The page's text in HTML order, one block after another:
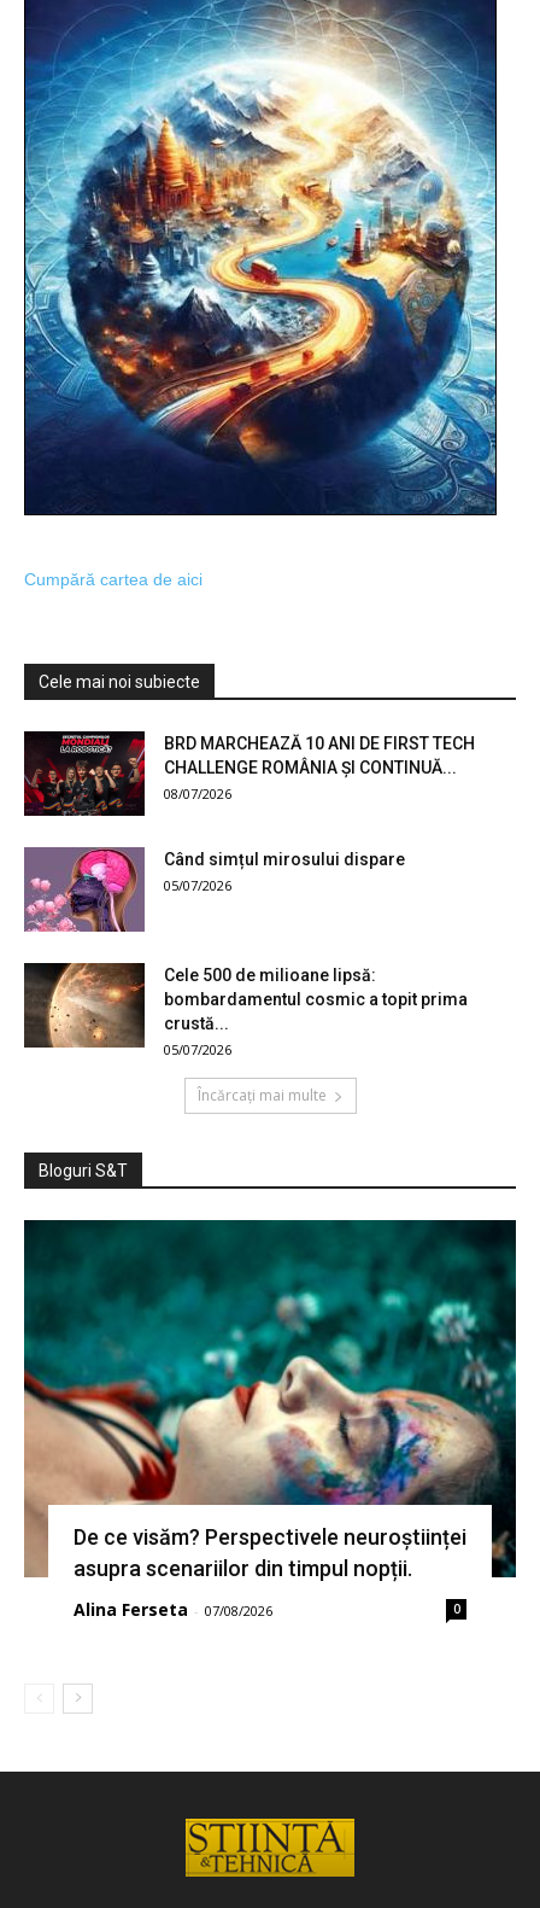
Cumpără cartea de aici
Cele mai noi subiecte
BRD MARCHEAZĂ 10 ANI DE FIRST TECH
CHALLENGE ROMÂNIA ȘI CONTINUĂ...
08/07/2026
Când simțul mirosului dispare
05/07/2026
Cele 500 de milioane lipsă:
bombardamentul cosmic a topit prima
crustă...
05/07/2026
Încărcați mai multe
Bloguri S&T
De ce visăm? Perspectivele neuroștiinței
asupra scenariilor din timpul nopții.
Alina Ferseta - 07/08/2026 0